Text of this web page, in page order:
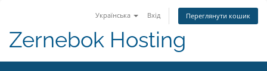
Українська Вхід Переглянути кошик
Zernebok Hosting